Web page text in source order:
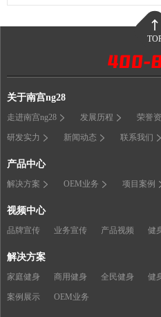
关于南宫ng28
走进南宫ng28 发展历程 荣誉
研发实力 新闻动态 联系我们
产品中心
解决方案 OEM业务 项目案例
视频中心
品牌宣传 业务宣传 产品视频 健
解决方案
家庭健身 商用健身 全民健身 健
案例展示 OEM业务